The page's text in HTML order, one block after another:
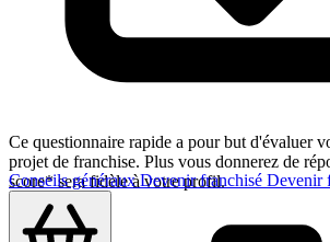
Conseils générauxDevenir franchisé Devenir
Ce questionnaire rapide a pour but d'évaluer
projet de franchise. Plus vous donnerez de
score* sera fidèle à votre profil.